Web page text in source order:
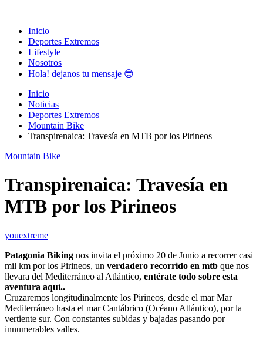
Inicio
Deportes Extremos
Lifestyle
Nosotros
Hola! dejanos tu mensaje 😎
Inicio
Noticias
Deportes Extremos
Mountain Bike
Transpirenaica: Travesía en MTB por los Pirineos
Mountain Bike
Transpirenaica: Travesía en
MTB por los Pirineos
youextreme
Patagonia Biking nos invita el próximo 20 de Junio a recorrer casi
mil km por los Pirineos, un verdadero recorrido en mtb que nos
llevara del Mediterráneo al Atlántico, entérate todo sobre esta
aventura aquí..
Cruzaremos longitudinalmente los Pirineos, desde el mar Mar
Mediterráneo hasta el mar Cantábrico (Océano Atlántico), por la
vertiente sur. Con constantes subidas y bajadas pasando por
innumerables valles.